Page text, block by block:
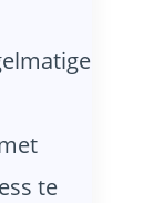
te